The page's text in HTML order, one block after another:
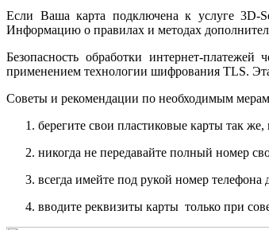
Если Ваша карта подключена к услуге 3D-
Информацию о правилах и методах
Безопасность обработки интернет-
применением технологии шифрования TLS.
Советы и рекомендации по необходимым мерам
берегите свои пластиковые карты так
никогда не передавайте полный номер
всегда имейте под рукой номер
вводите реквизиты карты только при